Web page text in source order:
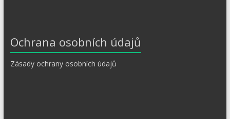
Ochrana osobních údajů
Zásady ochrany osobních údajů